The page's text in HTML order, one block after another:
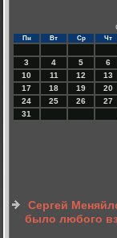
Пн Вт Ср Чт
3
4 5 6
10
11 12 13
17
18 19 20
24
25 26 27
31
Сергей
было любого